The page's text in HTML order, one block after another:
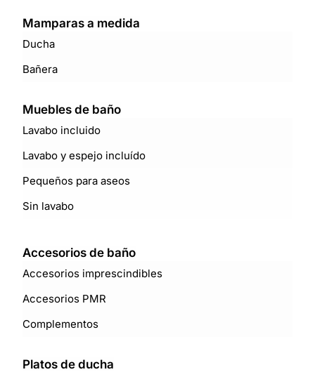
Mamparas a medida
Ducha
Bañera
Muebles de baño
Lavabo incluido
Lavabo y espejo incluído
Pequeños para aseos
Sin lavabo
Accesorios de baño
Accesorios imprescindibles
Accesorios PMR
Complementos
Platos de ducha